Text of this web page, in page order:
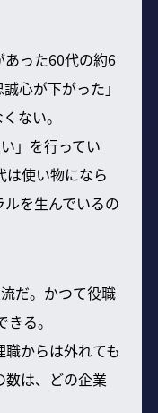
った60代の約6
心が下がった」
ない。
」を行ってい
使い物になら
を生んでいるの
だ。かつて役職
る。
からは外れても
数は、どの企業